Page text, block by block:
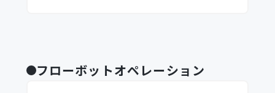
フローボットオペレーション